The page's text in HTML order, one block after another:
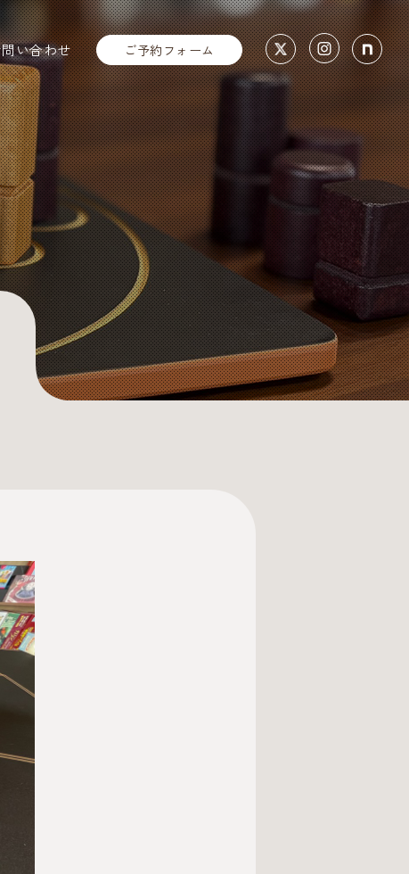
い合わせ ご予約フォーム